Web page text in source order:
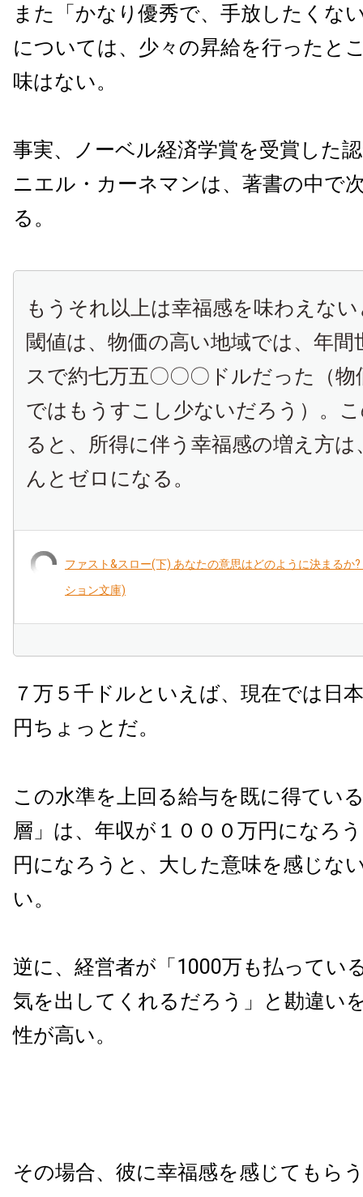
また「かなり優秀で、手放したくな
については、少々の昇給を行ったと
味はない。
事実、ノーベル経済学賞を受賞した
ニエル・カーネマンは、著書の中で
る。
もうそれ以上は幸福感を味わえな
閾値は、物価の高い地域では、年間
スで約七万五〇〇〇ドルだった（
ではもうすこし少ないだろう）。
ると、所得に伴う幸福感の増え方
んとゼロになる。
ファスト&スロー(下) あなたの意思はどのように決まるか
ション文庫)
７万５千ドルといえば、現在では日
円ちょっとだ。
この水準を上回る給与を既に得てい
層」は、年収が１０００万円になろ
円になろうと、大した意味を感じな
い。
逆に、経営者が「1000万も払ってい
気を出してくれるだろう」と勘違い
性が高い。
その場合、彼に幸福感を感じてもら